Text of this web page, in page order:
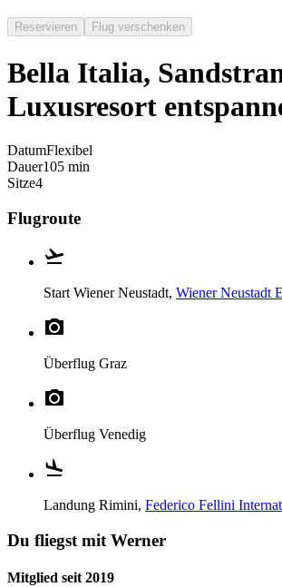
Reservieren Flug verschenken
Bella Italia,
Luxusresort
DatumFlexibel
Dauer105 min
Sitze4
Flugroute
Start Wiener Neustadt, Wiener Neustadt
Überflug Graz
Überflug Venedig
Landung Rimini, Federico Fellini
Du fliegst mit Werner
Mitglied seit 2019